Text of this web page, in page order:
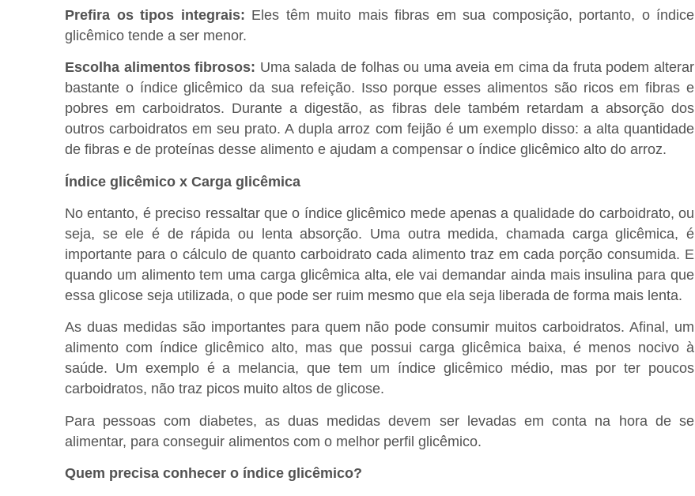
Prefira os tipos integrais: Eles têm muito mais fibras em sua composição, portanto, o índice
glicêmico tende a ser menor.
Escolha alimentos fibrosos: Uma salada de folhas ou uma aveia em cima da fruta podem alterar
bastante o índice glicêmico da sua refeição. Isso porque esses alimentos são ricos em fibras e
pobres em carboidratos. Durante a digestão, as fibras dele também retardam a absorção dos
outros carboidratos em seu prato. A dupla arroz com feijão é um exemplo disso: a alta quantidade
de fibras e de proteínas desse alimento e ajudam a compensar o índice glicêmico alto do arroz.
Índice glicêmico x Carga glicêmica
No entanto, é preciso ressaltar que o índice glicêmico mede apenas a qualidade do carboidrato, ou
seja, se ele é de rápida ou lenta absorção. Uma outra medida, chamada carga glicêmica, é
importante para o cálculo de quanto carboidrato cada alimento traz em cada porção consumida. E
quando um alimento tem uma carga glicêmica alta, ele vai demandar ainda mais insulina para que
essa glicose seja utilizada, o que pode ser ruim mesmo que ela seja liberada de forma mais lenta.
As duas medidas são importantes para quem não pode consumir muitos carboidratos. Afinal, um
alimento com índice glicêmico alto, mas que possui carga glicêmica baixa, é menos nocivo à
saúde. Um exemplo é a melancia, que tem um índice glicêmico médio, mas por ter poucos
carboidratos, não traz picos muito altos de glicose.
Para pessoas com diabetes, as duas medidas devem ser levadas em conta na hora de se
alimentar, para conseguir alimentos com o melhor perfil glicêmico.
Quem precisa conhecer o índice glicêmico?